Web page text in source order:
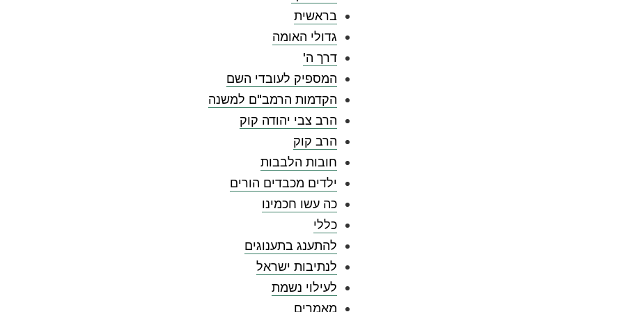
בראשית
גדולי האומה
דרך ה'
המספיק לעובדי השם
הקדמות הרמב"ם למשנה
הרב צבי יהודה קוק
הרב קוק
חובות הלבבות
ילדים מכבדים הורים
כה עשו חכמינו
כללי
להתענג בתענוגים
לנתיבות ישראל
לעילוי נשמת
מאמרים